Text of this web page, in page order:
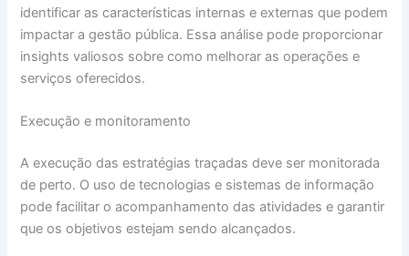
identificar as características internas e externas que podem
impactar a gestão pública. Essa análise pode proporcionar
insights valiosos sobre como melhorar as operações e
serviços oferecidos.
Execução e monitoramento
A execução das estratégias traçadas deve ser monitorada
de perto. O uso de tecnologias e sistemas de informação
pode facilitar o acompanhamento das atividades e garantir
que os objetivos estejam sendo alcançados.